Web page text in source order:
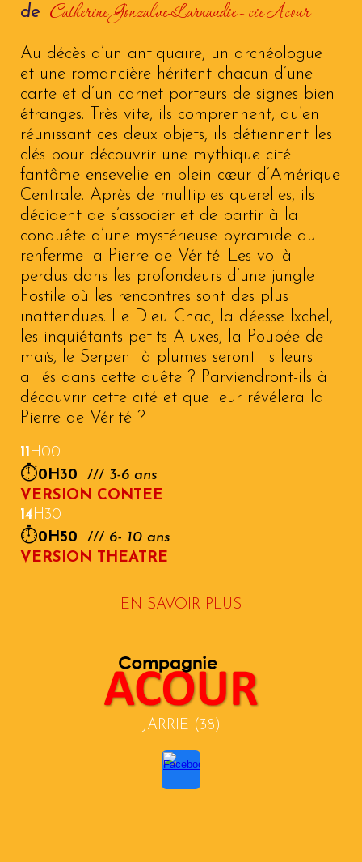
de Catherine Gonzalve-Larnaudie - cie Acour
Au décès d’un antiquaire, un archéologue
et une romancière héritent chacun d’une
carte et d’un carnet porteurs de signes bien
étranges. Très vite, ils comprennent, qu’en
réunissant ces deux objets, ils détiennent les
clés pour découvrir une mythique cité
fantôme ensevelie en plein cœur d’Amérique
Centrale. Après de multiples querelles, ils
décident de s’associer et de partir à la
conquête d’une mystérieuse pyramide qui
renferme la Pierre de Vérité. Les voilà
perdus dans les profondeurs d’une jungle
hostile où les rencontres sont des plus
inattendues. Le Dieu Chac, la déesse Ixchel ,
les inquiétants petits Aluxes, la Poupée de
maïs, le Serpent à plumesseront ils leurs
alliés dans cette quête ? Parviendront-ils à
découvrir cette cité et que leur révélera la
Pierre de Vérité ?
11H00
⏱️0H30 /// 3-6 ans
VERSION CONTEE
14H30
⏱️0H50 /// 6- 10 ans
VERSION THEATRE
EN SAVOIR PLUS
JARRIE (38)